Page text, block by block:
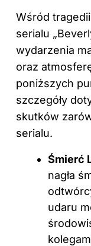
Wśród
serialu
wydarzenia
oraz
poniższych
szczegóły
skutków
serialu.
Śmierć
nagła
udaru